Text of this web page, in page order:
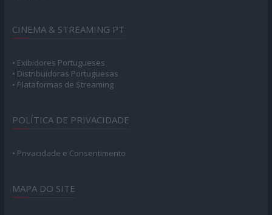
CINEMA & STREAMING PT
• Exibidores Portugueses
• Distribuidoras Portuguesas
• Plataformas de Streaming
POLÍTICA DE PRIVACIDADE
• Privacidade e Consentimento
MAPA DO SITE